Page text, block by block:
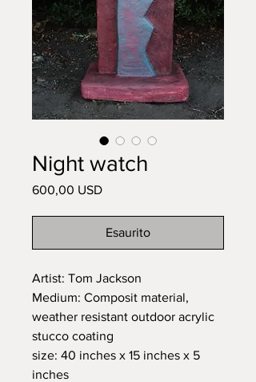
Night watch
600,00 USDPrezzo
Esaurito
Artist: Tom Jackson
Medium: Composit material,
weather resistant outdoor acrylic
stucco coating
size: 40 inches x 15 inches x 5
inches